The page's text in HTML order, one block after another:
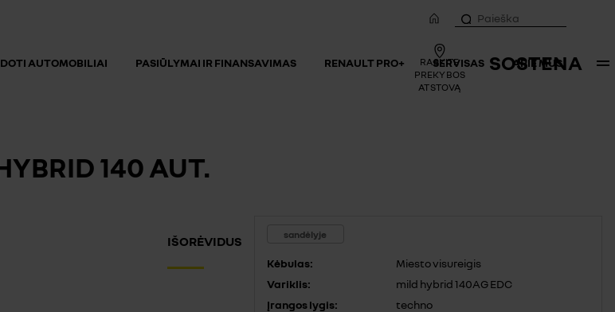
RASKITE
PREKYBOS
ATSTOVĄ
SOSTENA
AUTOMOBILIAI PASIŪLYMAI IR FINANSAVIMAS RENAULT PRO+ SERVISAS APIE MUS
140 AUT.
IŠORĖVIDUS sandėlyje
Kėbulas:
Miesto visureigis
Variklis:
mild hybrid 140AG EDC
Įrangos lygis:
techno